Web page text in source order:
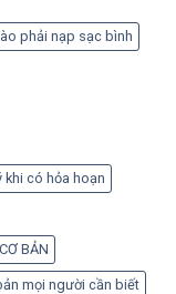
phải nạp sạc bình
khi có hỏa hoạn
BẢN
mọi người cần biết